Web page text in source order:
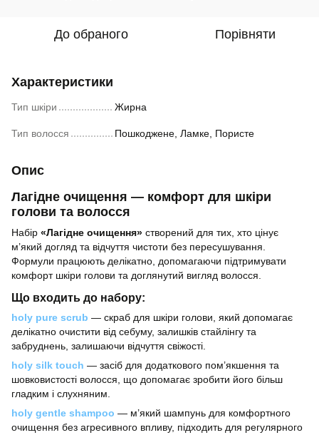
До обраного Порівняти
Характеристики
Тип шкіри Жирна
Тип волосся Пошкоджене, Ламке, Пористе
Опис
Лагідне очищення — комфорт для шкіри
голови та волосся
Набір «Лагідне очищення» створений для тих, хто цінує
м’який догляд та відчуття чистоти без пересушування.
Формули працюють делікатно, допомагаючи підтримувати
комфорт шкіри голови та доглянутий вигляд волосся.
Що входить до набору:
holy pure scrub — скраб для шкіри голови, який допомагає
делікатно очистити від себуму, залишків стайлінгу та
забруднень, залишаючи відчуття свіжості.
holy silk touch — засіб для додаткового пом’якшення та
шовковистості волосся, що допомагає зробити його більш
гладким і слухняним.
holy gentle shampoo — м’який шампунь для комфортного
очищення без агресивного впливу, підходить для регулярного